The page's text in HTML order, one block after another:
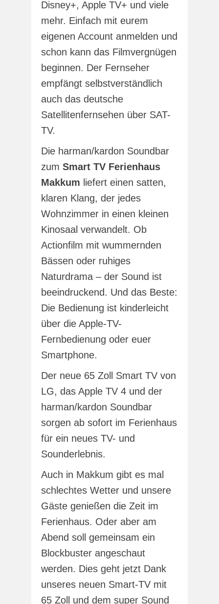
Disney+, Apple TV+ und viele
mehr. Einfach mit eurem
eigenen Account anmelden und
schon kann das Filmvergnügen
beginnen. Der Fernseher
empfängt selbstverständlich
auch das deutsche
Satellitenfernsehen über SAT-
TV.
Die harman/kardon Soundbar
zum Smart TV Ferienhaus
Makkum liefert einen satten,
klaren Klang, der jedes
Wohnzimmer in einen kleinen
Kinosaal verwandelt. Ob
Actionfilm mit wummernden
Bässen oder ruhiges
Naturdrama – der Sound ist
beeindruckend. Und das Beste:
Die Bedienung ist kinderleicht
über die Apple-TV-
Fernbedienung oder euer
Smartphone.
Der neue 65 Zoll Smart TV von
LG, das Apple TV 4 und der
harman/kardon Soundbar
sorgen ab sofort im Ferienhaus
für ein neues TV- und
Sounderlebnis.
Auch in Makkum gibt es mal
schlechtes Wetter und unsere
Gäste genießen die Zeit im
Ferienhaus. Oder aber am
Abend soll gemeinsam ein
Blockbuster angeschaut
werden. Dies geht jetzt Dank
unseres neuen Smart-TV mit
65 Zoll und dem super Sound